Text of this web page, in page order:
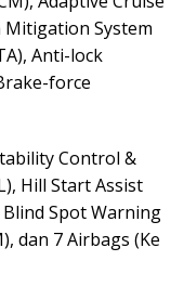
System
Anti-lock
force
Control &
Hill Start Assist
Blind Spot Warning
dan 7 Airbags (Ke